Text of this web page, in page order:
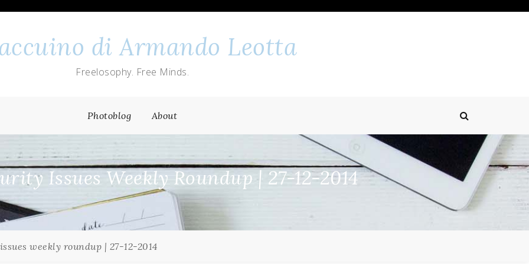
di Armando Leotta
Freelosophy. Free Minds.
Photoblog About
Issues Weekly Roundup | 27-12-2014
weekly roundup | 27-12-2014